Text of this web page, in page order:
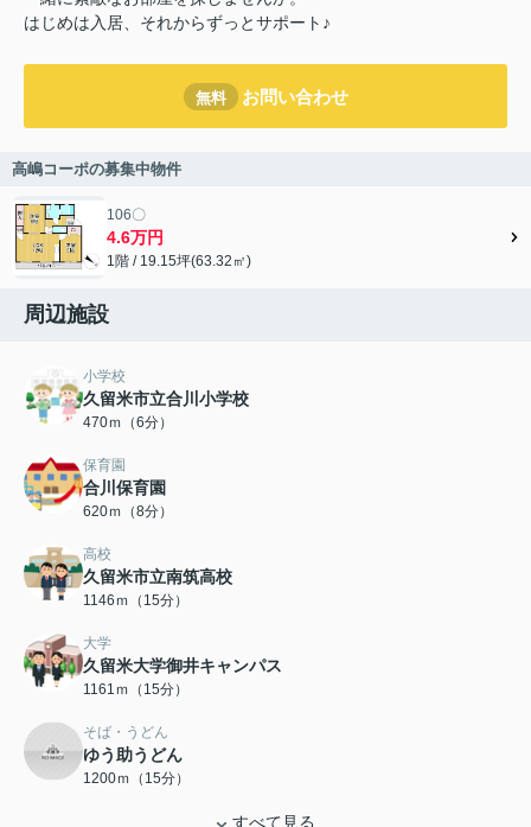
はじめは入居、それからずっとサポート♪
無料 お問い合わせ
高嶋コーポの募集中物件
106〇
4.6万円
1階 / 19.15坪(63.32㎡)
周辺施設
小学校
久留米市立合川小学校
470ｍ（6分）
保育園
合川保育園
620ｍ（8分）
高校
久留米市立南筑高校
1146ｍ（15分）
大学
久留米大学御井キャンパス
1161ｍ（15分）
そば・うどん
ゆう助うどん
1200ｍ（15分）
すべて見る